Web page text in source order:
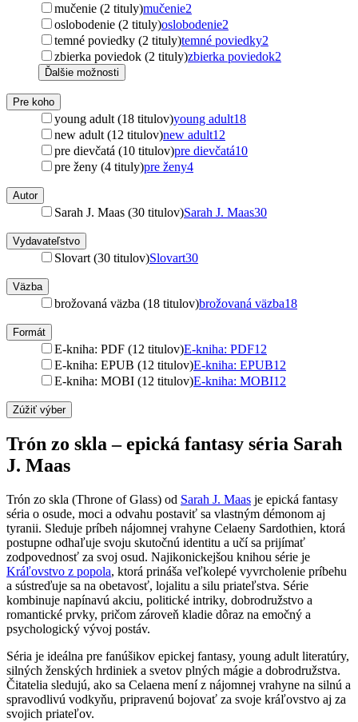
mučenie (2 tituly)mučenie2
oslobodenie (2 tituly)oslobodenie2
temné poviedky (2 tituly)temné poviedky2
zbierka poviedok (2 tituly)zbierka poviedok2
Ďalšie možnosti
Pre koho
young adult (18 titulov)young adult18
new adult (12 titulov)new adult12
pre dievčatá (10 titulov)pre dievčatá10
pre ženy (4 tituly)pre ženy4
Autor
Sarah J. Maas (30 titulov)Sarah J. Maas30
Vydavateľstvo
Slovart (30 titulov)Slovart30
Väzba
brožovaná väzba (18 titulov)brožovaná väzba18
Formát
E-kniha: PDF (12 titulov)E-kniha: PDF12
E-kniha: EPUB (12 titulov)E-kniha: EPUB12
E-kniha: MOBI (12 titulov)E-kniha: MOBI12
Zúžiť výber
Trón zo skla – epická fantasy séria Sarah
J. Maas
Trón zo skla (Throne of Glass) od Sarah J. Maas je epická fantasy
séria o osude, moci a odvahu postaviť sa vlastným démonom aj
tyranii. Sleduje príbeh nájomnej vrahyne Celaeny Sardothien, ktorá
postupne odhaľuje svoju skutočnú identitu a učí sa prijímať
zodpovednosť za svoj osud. Najikonickejšou knihou série je
Kráľovstvo z popola, ktorá prináša veľkolepé vyvrcholenie príbehu
a sústreďuje sa na obetavosť, lojalitu a silu priateľstva. Série
kombinuje napínavú akciu, politické intriky, dobrodružstvo a
romantické prvky, pričom zároveň kladie dôraz na emočný a
psychologický vývoj postáv.
Séria je ideálna pre fanúšikov epickej fantasy, young adult literatúry,
silných ženských hrdiniek a svetov plných mágie a dobrodružstva.
Čitatelia sledujú, ako sa Celaena mení z nájomnej vrahyne na silnú a
spravodlivú vodkyňu, pripravenú bojovať za svoje kráľovstvo aj za
svojich priateľov.